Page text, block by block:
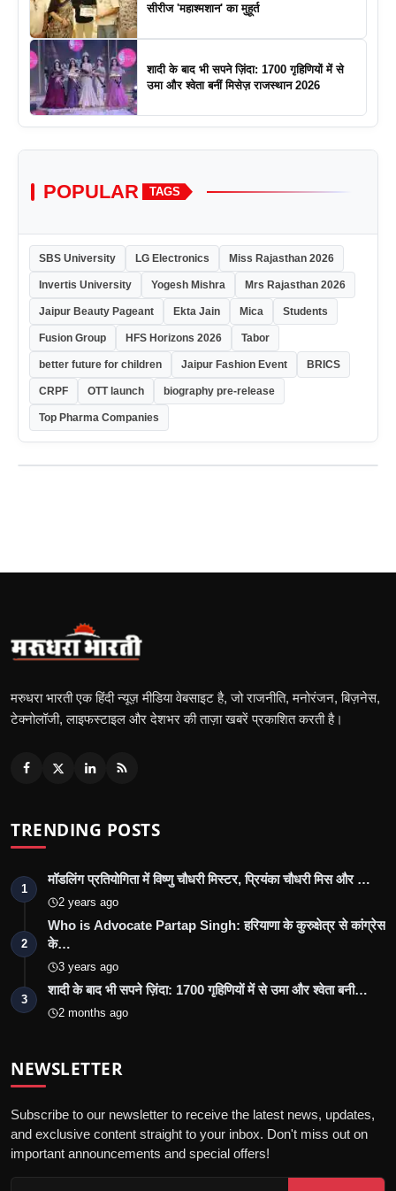
सीरीज 'महाश्मशान' का मुहूर्त
शादी के बाद भी सपने ज़िंदा: 1700 गृहिणियों में से
उमा और श्वेता बनीं मिसेज़ राजस्थान 2026
POPULAR TAGS
SBS University LG Electronics Miss Rajasthan 2026
Invertis University Yogesh Mishra Mrs Rajasthan 2026
Jaipur Beauty Pageant Ekta Jain Mica Students
Fusion Group HFS Horizons 2026 Tabor
better future for children Jaipur Fashion Event BRICS
CRPF OTT launch biography pre-release
Top Pharma Companies
मरुधरा भारती एक हिंदी न्यूज़ मीडिया वेबसाइट है, जो राजनीति, मनोरंजन, बिज़नेस,
टेक्नोलॉजी, लाइफस्टाइल और देशभर की ताज़ा खबरें प्रकाशित करती है।
TRENDING POSTS
1
मॉडलिंग प्रतियोगिता में विष्णु चौधरी मिस्टर, प्रियंका चौधरी मिस और …
2 years ago
2
Who is Advocate Partap Singh: हरियाणा के कुरुक्षेत्र से कांग्रेस
के…
3 years ago
3
शादी के बाद भी सपने ज़िंदा: 1700 गृहिणियों में से उमा और श्वेता बनी…
2 months ago
NEWSLETTER
Subscribe to our newsletter to receive the latest news, updates,
and exclusive content straight to your inbox. Don't miss out on
important announcements and special offers!